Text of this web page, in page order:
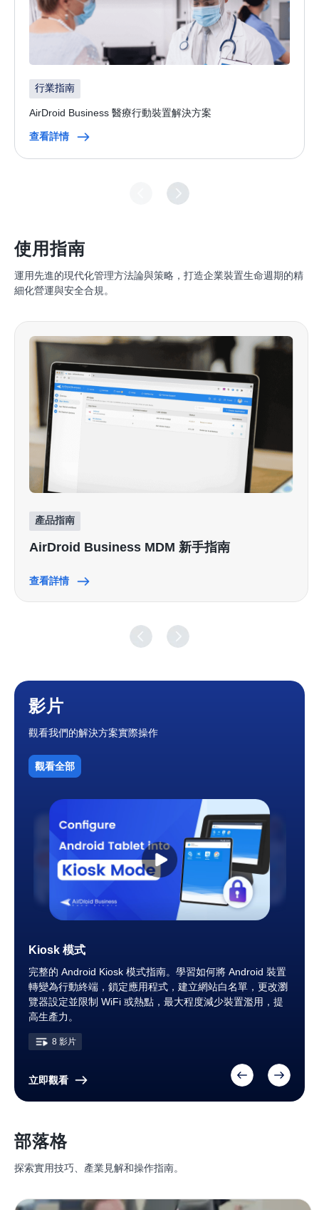
行業指南
AirDroid Business 醫療行動裝置解決方案
查看詳情
使用指南
運用先進的現代化管理方法論與策略，打造企業裝置生命週期的精
細化營運與安全合規。
產品指南
AirDroid Business MDM 新手指南
查看詳情
影片
觀看我們的解決方案實際操作
觀看全部
Android MDM
了解更多關於 Android 行動裝置管理的信息，包括 Android
Enterprise、關鍵功能及管理公司裝置的實用技巧。
48 影片
AirDroid Business 教學 - Android MDM
AirDroid Business Android MDM 教學將引導您完成設定過
程，示範如何遠端管理 Android 裝置，並探索各種可用的自
訂選項。透過這個資訊豐富的播放清單提升您的生產力，簡
化您的 Android 裝置管理。
48 影片
AirDroid Business MSP
了解 AirDroid Business MSP 解決方案，取得實用技巧，提
升工作效率與顧客滿意度。
4 影片
Kiosk 模式
完整的 Android Kiosk 模式指南。學習如何將 Android 裝置
轉變為行動終端，鎖定應用程式，建立網站白名單，更改瀏
覽器設定並限制 WiFi 或熱點，最大程度減少裝置濫用，提
高生產力。
8 影片
立即觀看
Android MDM
了解更多關於 Android 行動裝置管理的信息，包括 Android
Enterprise、關鍵功能及管理公司裝置的實用技巧。
48 影片
AirDroid Business 教學 - Android MDM
AirDroid Business Android MDM 教學將引導您完成設定過
程，示範如何遠端管理 Android 裝置，並探索各種可用的自
訂選項。透過這個資訊豐富的播放清單提升您的生產力，簡
化您的 Android 裝置管理。
48 影片
AirDroid Business MSP
了解 AirDroid Business MSP 解決方案，取得實用技巧，提
升工作效率與顧客滿意度。
4 影片
Kiosk 模式
完整的 Android Kiosk 模式指南。學習如何將 Android 裝置
轉變為行動終端，鎖定應用程式，建立網站白名單，更改瀏
覽器設定並限制 WiFi 或熱點，最大程度減少裝置濫用，提
高生產力。
8 影片
Android MDM
了解更多關於 Android 行動裝置管理的信息，包括 Android
Enterprise、關鍵功能及管理公司裝置的實用技巧。
48 影片
AirDroid Business 教學 - Android MDM
AirDroid Business Android MDM 教學將引導您完成設定過
程，示範如何遠端管理 Android 裝置，並探索各種可用的自
訂選項。透過這個資訊豐富的播放清單提升您的生產力，簡
化您的 Android 裝置管理。
48 影片
部落格
探索實用技巧、產業見解和操作指南。